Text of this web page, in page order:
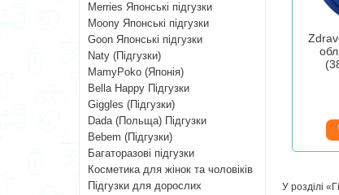
Merries Японські підгузки
Moony Японські підгузки
Goon Японські підгузки
Naty (Підгузки)
MamyPoko (Японія)
Bella Happy Підгузки
Giggles (Підгузки)
Dada (Польща) Підгузки
Bebem (Підгузки)
Багаторазові підгузки
Косметика для жінок та чоловіків
Підгузки для дорослих
У розділі